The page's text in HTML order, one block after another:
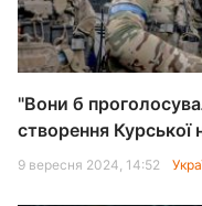
"Вони б
створення Курської
9 вересня 2024, 14:52